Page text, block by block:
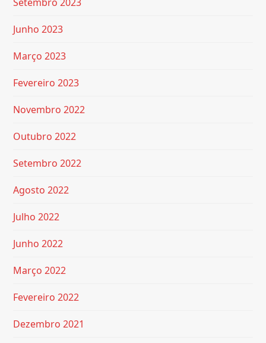
Junho 2023
Março 2023
Fevereiro 2023
Novembro 2022
Outubro 2022
Setembro 2022
Agosto 2022
Julho 2022
Junho 2022
Março 2022
Fevereiro 2022
Dezembro 2021